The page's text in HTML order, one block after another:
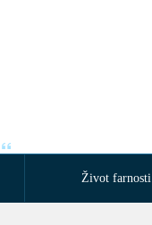
Život farnosti